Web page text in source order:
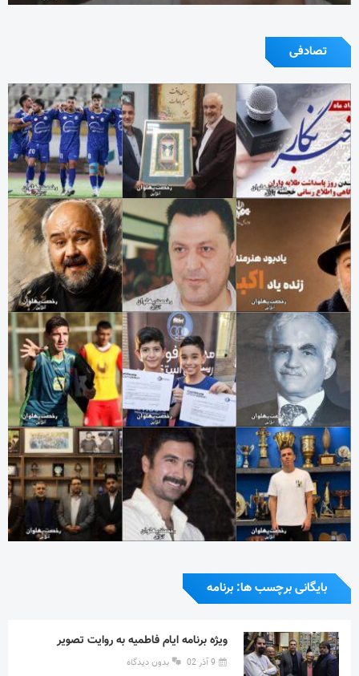
تصادفی
بایگانی برچسب ها: برنامه
ویژه برنامه ایام فاطمیه به روایت تصویر
9 آذر 02 بدون دیدگاه